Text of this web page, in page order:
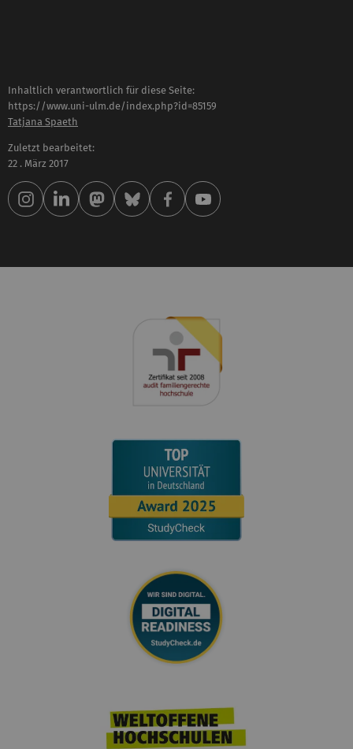
Inhaltlich verantwortlich für diese Seite:
https://www.uni-ulm.de/index.php?id=85159
Tatjana Spaeth
Zuletzt bearbeitet:
22 . März 2017